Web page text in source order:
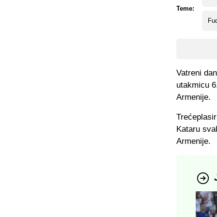
Teme:
Vatreni
utakmicu
Armenije.
Kataru
Armenije.